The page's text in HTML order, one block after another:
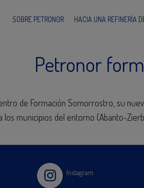
SOBRE PETRONOR HACIA UNA REFINERÍA
Petronor
de Formación Somorrostro, su
municipios del entorno (Abanto-
Instagram